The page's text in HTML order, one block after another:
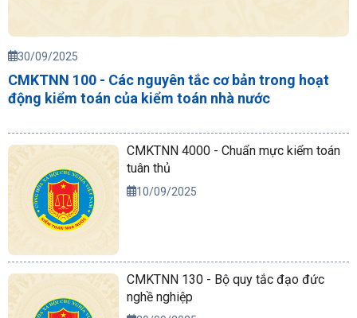
30/09/2025
CMKTNN 100 - Các nguyên tắc cơ bản trong hoạt
động kiểm toán của kiểm toán nhà nước
CMKTNN 4000 - Chuẩn mực kiểm toán
tuân thủ
10/09/2025
CMKTNN 130 - Bộ quy tắc đạo đức
nghề nghiệp